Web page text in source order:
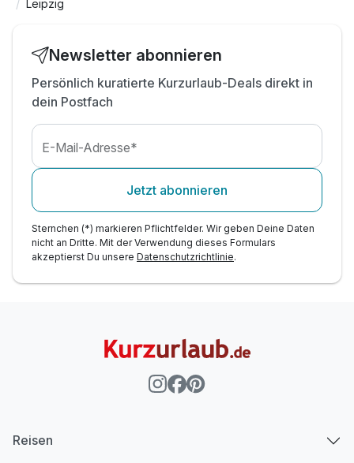
inkl. Nutzung LOGINN Fitnessbereich
inkl. Late Check Out bis 14 Uhr (auf Anfrage)
Leipzig
Newsletter abonnieren
Persönlich kuratierte Kurzurlaub-Deals direkt in
dein Postfach
E-Mail-Adresse*
Jetzt abonnieren
Sternchen (*) markieren Pflichtfelder. Wir geben Deine Daten
nicht an Dritte. Mit der Verwendung dieses Formulars
akzeptierst Du unsere Datenschutzrichtlinie.
Reisen